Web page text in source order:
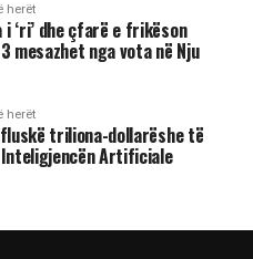
herët
i ‘ri’ dhe çfarë e frikëson
mesazhet nga vota në Nju
herët
triliona-dollarëshe të
Artificiale